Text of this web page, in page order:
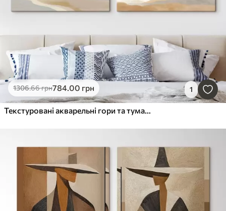
1306.66грн784.00 грн 1
Текстуровані акварельні гори та туманні пагорби у стриманій кольоровій гамі